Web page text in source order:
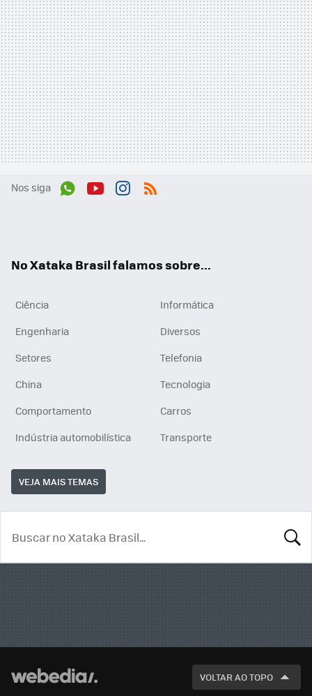
Nos siga
No Xataka Brasil falamos sobre...
Ciência
Informática
Engenharia
Diversos
Setores
Telefonia
China
Tecnologia
Comportamento
Carros
Indústria automobilística
Transporte
VEJA MAIS TEMAS
VOLTAR AO TOPO